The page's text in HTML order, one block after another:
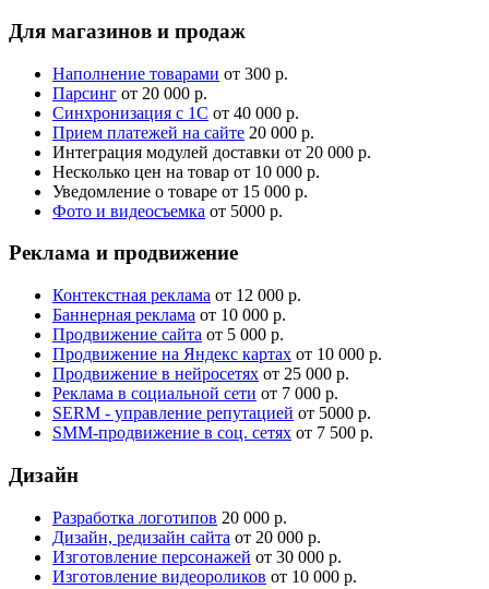
Для магазинов и продаж
Наполнение товарами от 300 р.
Парсинг от 20 000 р.
Синхронизация с 1С от 40 000 р.
Прием платежей на сайте 20 000 р.
Интеграция модулей доставки от 20 000 р.
Несколько цен на товар от 10 000 р.
Уведомление о товаре от 15 000 р.
Фото и видеосъемка от 5000 р.
Реклама и продвижение
Контекстная реклама от 12 000 р.
Баннерная реклама от 10 000 р.
Продвижение сайта от 5 000 р.
Продвижение на Яндекс картах от 10 000 р.
Продвижение в нейросетях от 25 000 р.
Реклама в социальной сети от 7 000 р.
SERM - управление репутацией от 5000 р.
SMM-продвижение в соц. сетях от 7 500 р.
Дизайн
Разработка логотипов 20 000 р.
Дизайн, редизайн сайта от 20 000 р.
Изготовление персонажей от 30 000 р.
Изготовление видеороликов от 10 000 р.